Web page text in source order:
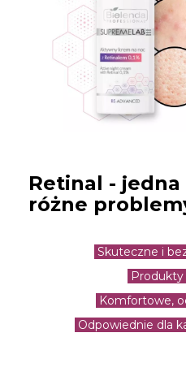
Retinal -
różne
Skuteczne i
Produkty
Komfortowe,
Odpowiednie dla